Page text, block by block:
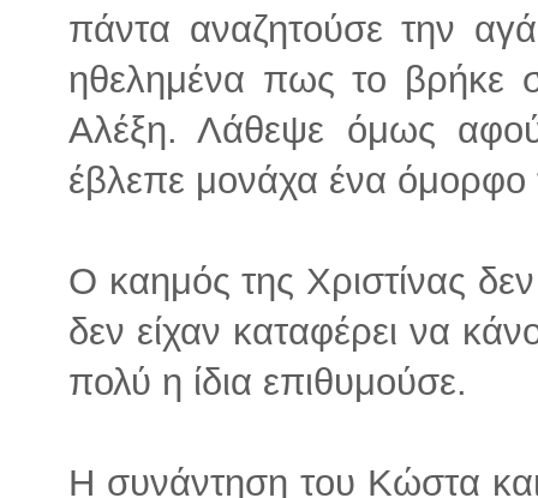
πάντα αναζητούσε την
ηθελημένα πως το βρήκε
Αλέξη. Λάθεψε όμως
έβλεπε μονάχα ένα όμορφο
Ο καημός της Χριστίνας
δεν είχαν καταφέρει να
πολύ η ίδια επιθυμούσε.
Η συνάντηση του Κώστα